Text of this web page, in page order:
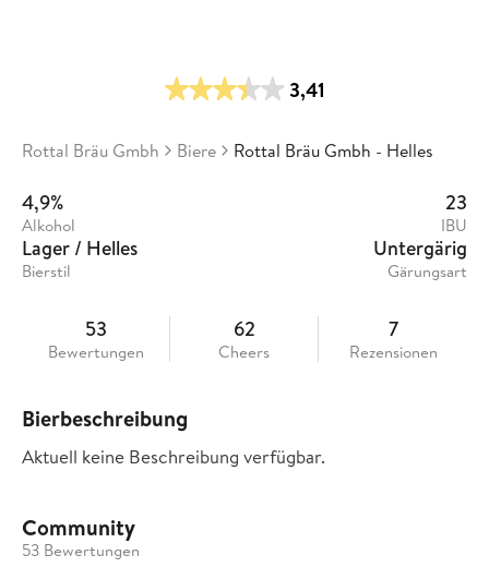
3,41
Rottal Bräu Gmbh Biere Rottal Bräu Gmbh - Helles
4,9%
Alkohol
23
IBU
Lager / Helles
Bierstil
Untergärig
Gärungsart
53
Bewertungen
62
Cheers
7
Rezensionen
Bierbeschreibung
Aktuell keine Beschreibung verfügbar.
Community
53 Bewertungen